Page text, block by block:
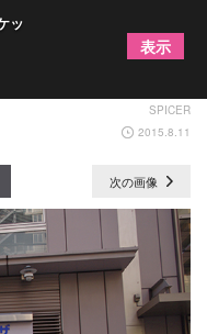
の画像1/13
SPICER
2015.8.11
次の画像
ッ
表示